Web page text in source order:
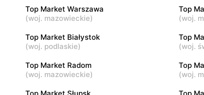
Broniewskiego 85
Warszawa, ul. Czarnomorska 7a
Top Market Top
Top Market Warszawa
(woj. mazowieckie)
Top
(woj.
Top Market Białystok
(woj. podlaskie)
Top
(woj.
Top Market Radom
(woj. mazowieckie)
Top
(woj.
Top Market Słupsk
Top